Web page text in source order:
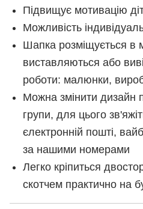
Підвищує мотивацію
Можливість
Шапка розміщується в
виставляються або
роботи: малюнки,
Можна змінити дизайн
групи, для цього
єлектронній пошті,
за нашими номерами
Легко кріпиться
скотчем практично на